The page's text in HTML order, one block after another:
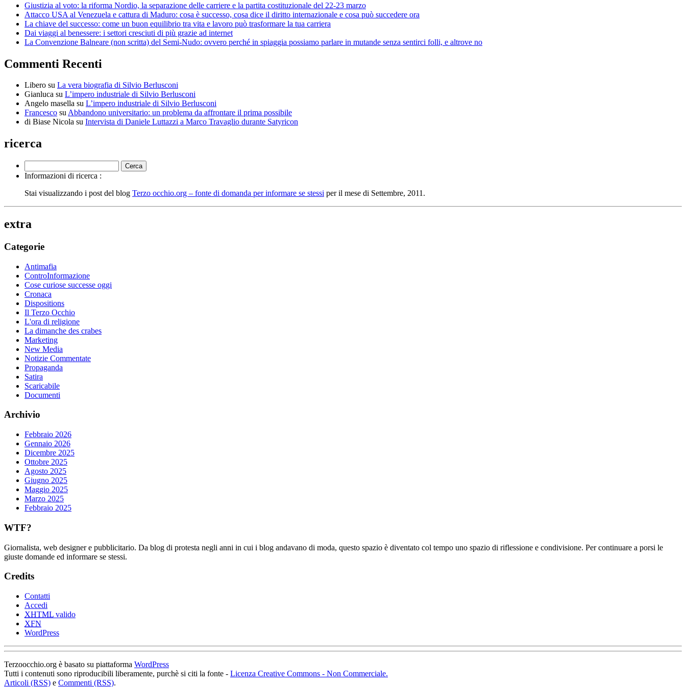
Giustizia al voto: la riforma Nordio, la separazione delle carriere e la partita costituzionale del 22-23 marzo
Attacco USA al Venezuela e cattura di Maduro: cosa è successo, cosa dice il diritto internazionale e cosa può succedere ora
La chiave del successo: come un buon equilibrio tra vita e lavoro può trasformare la tua carriera
Dai viaggi al benessere: i settori cresciuti di più grazie ad internet
La Convenzione Balneare (non scritta) del Semi-Nudo: ovvero perché in spiaggia possiamo parlare in mutande senza sentirci folli, e altrove no
Commenti Recenti
Libero su La vera biografia di Silvio Berlusconi
Gianluca su L’impero industriale di Silvio Berlusconi
Angelo masella su L’impero industriale di Silvio Berlusconi
Francesco suAbbandono universitario: un problema da affrontare il prima possibile
di Biase Nicola su Intervista di Daniele Luttazzi a Marco Travaglio durante Satyricon
ricerca
Informazioni di ricerca :
Stai visualizzando i post del blog Terzo occhio.org – fonte di domanda per informare se stessi per il mese di Settembre, 2011.
extra
Categorie
Antimafia
ControInformazione
Cose curiose successe oggi
Cronaca
Dispositions
Il Terzo Occhio
L'ora di religione
La dimanche des crabes
Marketing
New Media
Notizie Commentate
Propaganda
Satira
Scaricabile
Documenti
Archivio
Febbraio 2026
Gennaio 2026
Dicembre 2025
Ottobre 2025
Agosto 2025
Giugno 2025
Maggio 2025
Marzo 2025
Febbraio 2025
WTF?
Giornalista, web designer e pubblicitario. Da blog di protesta negli anni in cui i blog andavano di moda, questo spazio è diventato col tempo uno spazio di riflessione e condivisione. Per continuare a porsi le
giuste domande ed informare se stessi.
Credits
Contatti
Accedi
XHTML valido
XFN
WordPress
Terzoocchio.org è basato su piattaforma WordPress
Tutti i contenuti sono riproducibili liberamente, purchè si citi la fonte - Licenza Creative Commons - Non Commerciale.
Articoli (RSS) e Commenti (RSS).